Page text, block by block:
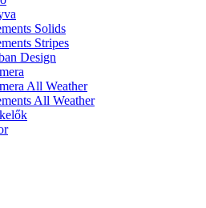
Solids
Stripes
Design
All Weather
All Weather